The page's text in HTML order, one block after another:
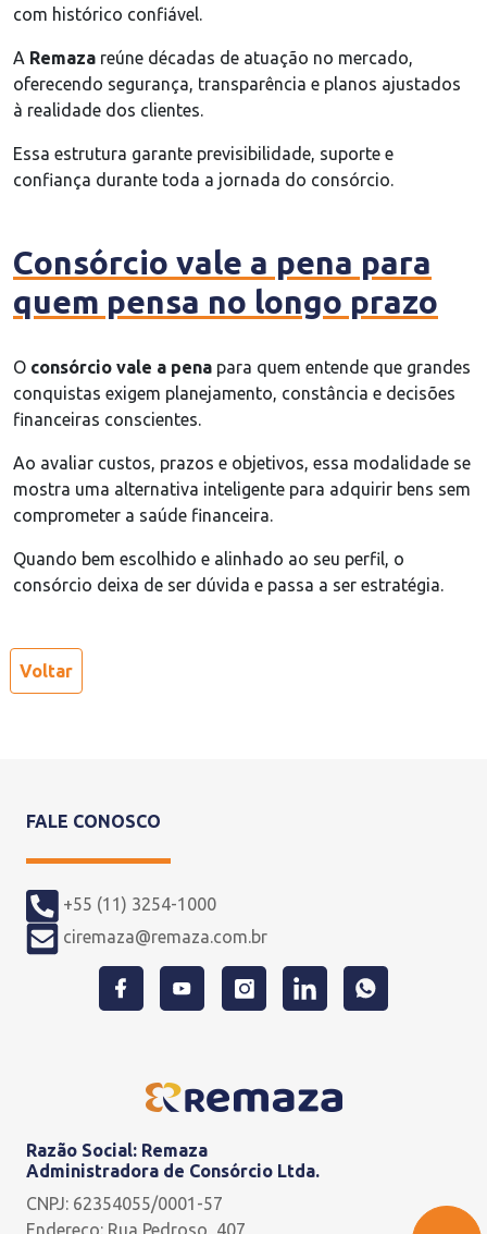
com histórico confiável.
A Remaza reúne décadas de atuação no mercado,
oferecendo segurança, transparência e planos ajustados
à realidade dos clientes.
Essa estrutura garante previsibilidade, suporte e
confiança durante toda a jornada do consórcio.
Consórcio vale a pena para
quem pensa no longo prazo
O consórcio vale a pena para quem entende que grandes
conquistas exigem planejamento, constância e decisões
financeiras conscientes.
Ao avaliar custos, prazos e objetivos, essa modalidade se
mostra uma alternativa inteligente para adquirir bens sem
comprometer a saúde financeira.
Quando bem escolhido e alinhado ao seu perfil, o
consórcio deixa de ser dúvida e passa a ser estratégia.
Voltar
FALE CONOSCO
+55 (11) 3254-1000
ciremaza@remaza.com.br
Razão Social: Remaza
Administradora de Consórcio Ltda.
CNPJ: 62354055/0001-57
Endereço: Rua Pedroso, 407